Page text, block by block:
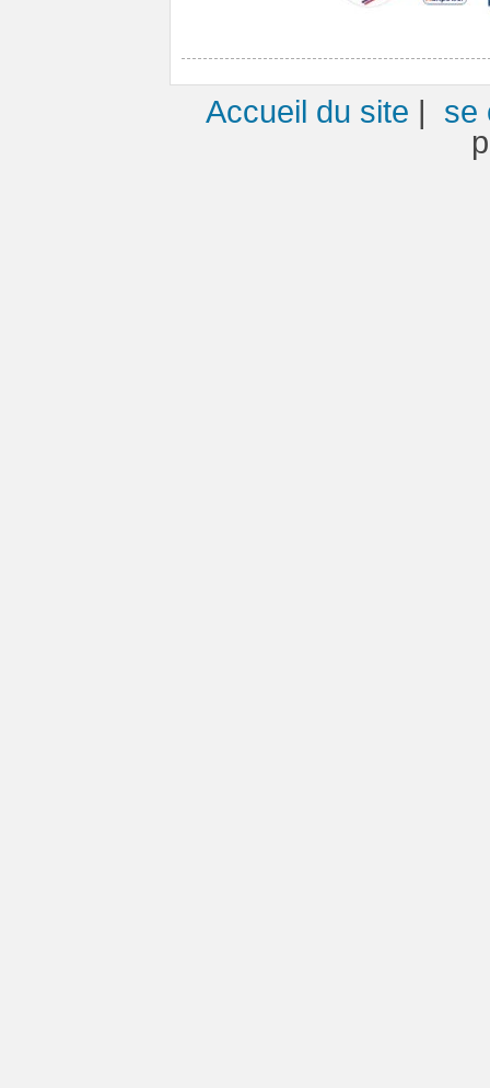
Accueil du site | se